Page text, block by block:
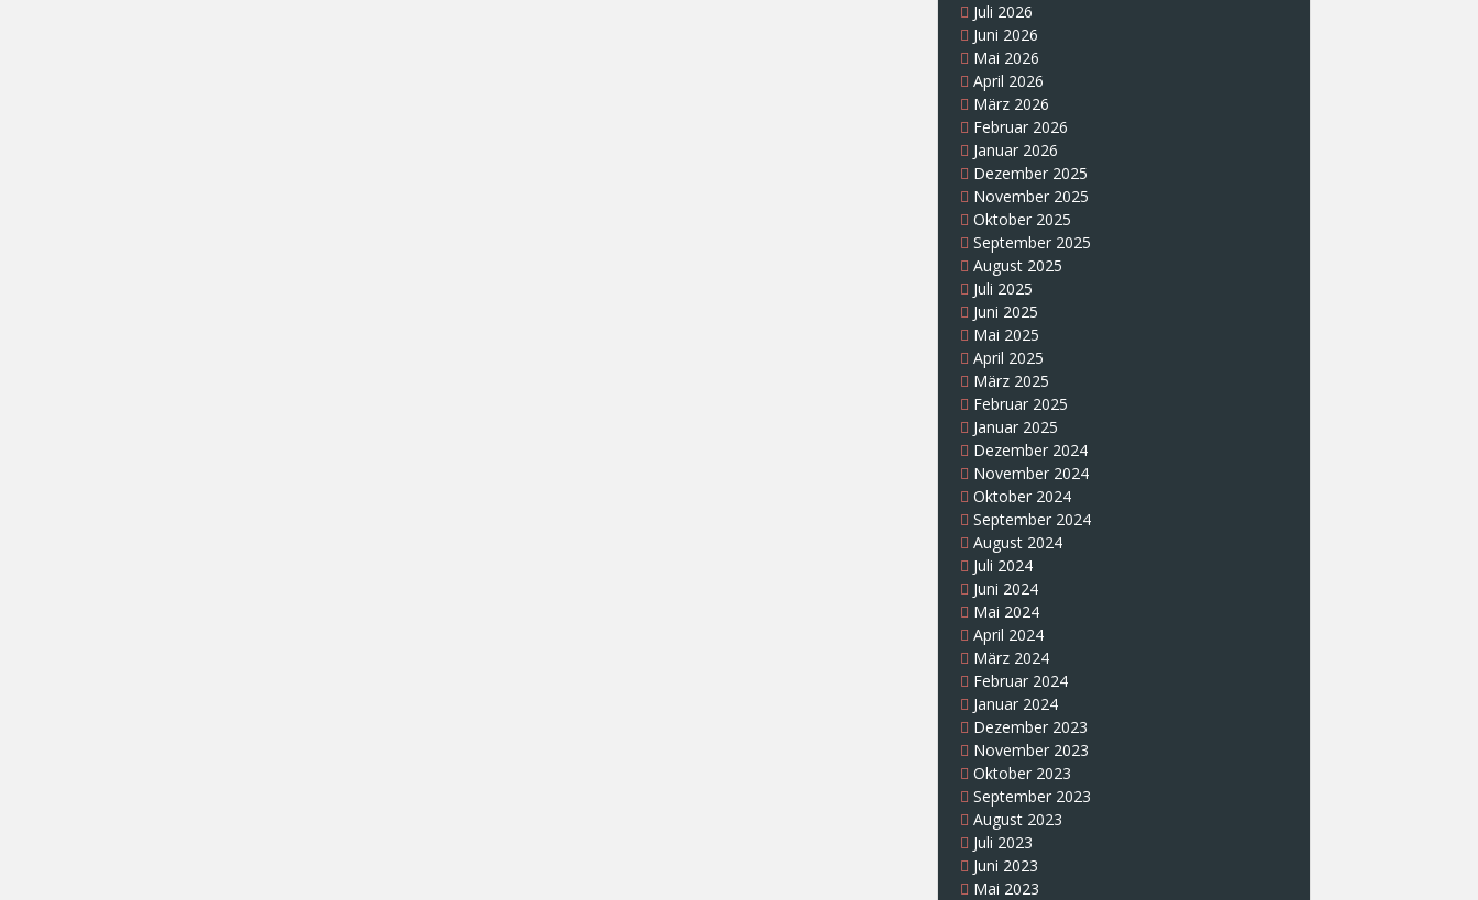
Juli 2026
Juni 2026
Mai 2026
April 2026
März 2026
Februar 2026
Januar 2026
Dezember 2025
November 2025
Oktober 2025
September 2025
August 2025
Juli 2025
Juni 2025
Mai 2025
April 2025
März 2025
Februar 2025
Januar 2025
Dezember 2024
November 2024
Oktober 2024
September 2024
August 2024
Juli 2024
Juni 2024
Mai 2024
April 2024
März 2024
Februar 2024
Januar 2024
Dezember 2023
November 2023
Oktober 2023
September 2023
August 2023
Juli 2023
Juni 2023
Mai 2023